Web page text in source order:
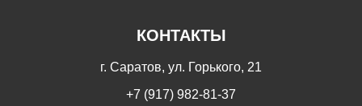
КОНТАКТЫ
г. Саратов, ул. Горького, 21
+7 (917) 982-81-37